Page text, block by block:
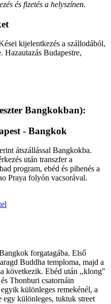
és fizetés a helyszínen.
kijelentkezés a szállodából,
Hazautazás Budapestre,
Bangkokban):
- Bangkok
átszállással Bangkokba.
után transzfer a
program, ebéd és pihenés a
Praya folyón vacsorával.
forgatagába. Első
Buddha temploma, majd a
következik. Ebéd után ,,klong"
Thonburi csatornáin
különleges remekénél, a
különleges, tuktuk street